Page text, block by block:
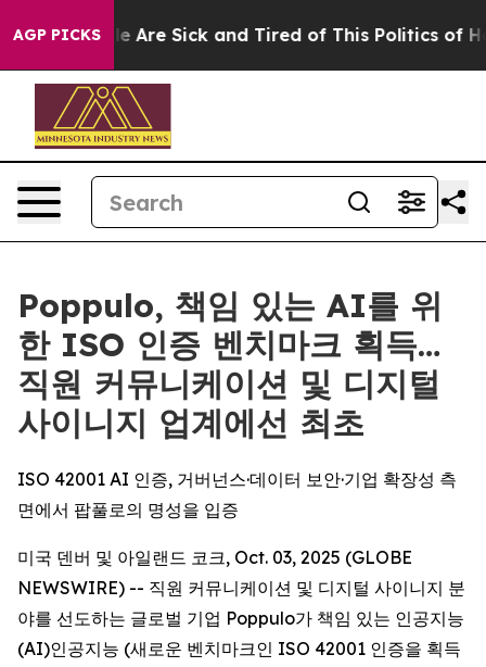
AGP PICKS
“People Are Sick and Tired of This Politics of
Poppulo, 책임 있는 AI를 위
한 ISO 인증 벤치마크 획득…
직원 커뮤니케이션 및 디지털
사이니지 업계에선 최초
ISO 42001 AI 인증, 거버넌스·데이터 보안·기업 확장성 측
면에서 팝풀로의 명성을 입증
미국 덴버 및 아일랜드 코크, Oct. 03, 2025 (GLOBE
NEWSWIRE) -- 직원 커뮤니케이션 및 디지털 사이니지 분
야를 선도하는 글로벌 기업 Poppulo가 책임 있는 인공지능
(AI)인공지능 (새로운 벤치마크인 ISO 42001 인증을 획득